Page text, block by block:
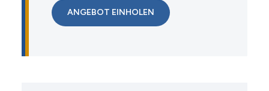
ANGEBOT EINHOLEN